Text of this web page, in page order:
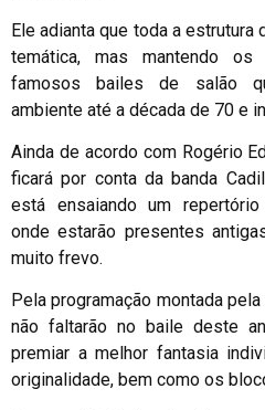
Ele adianta que toda a
temática, mas mantendo
famosos bailes de salão
ambiente até a década de 70 e
Ainda de acordo com Rogério
ficará por conta da banda
está ensaiando um
onde estarão presentes
muito frevo.
Pela programação montada
não faltarão no baile deste
premiar a melhor fantasia
originalidade, bem como os